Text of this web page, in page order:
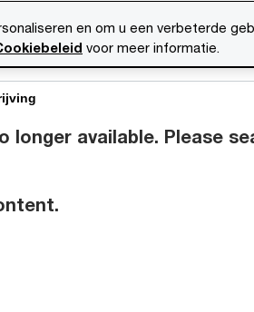
Vacatures
longer available. Please
en om u een verbeterde
voor meer informatie.